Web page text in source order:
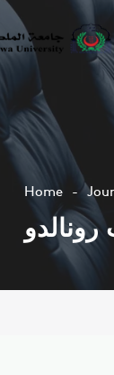
Home